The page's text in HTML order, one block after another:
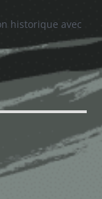
historique avec